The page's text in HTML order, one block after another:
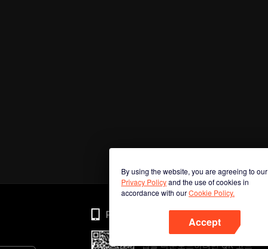
By using the website, you are agreeing to our
Privacy Policyand the use of cookies in
accordance with ourCookie Policy.
Accept
Phone
앱을 다운로드하려면 QR 코드